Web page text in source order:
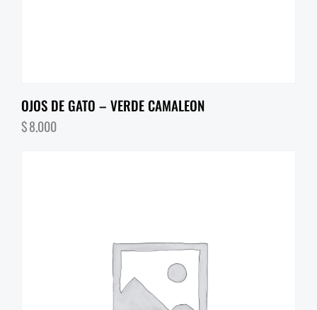
OJOS DE GATO – VERDE CAMALEON
$8,000